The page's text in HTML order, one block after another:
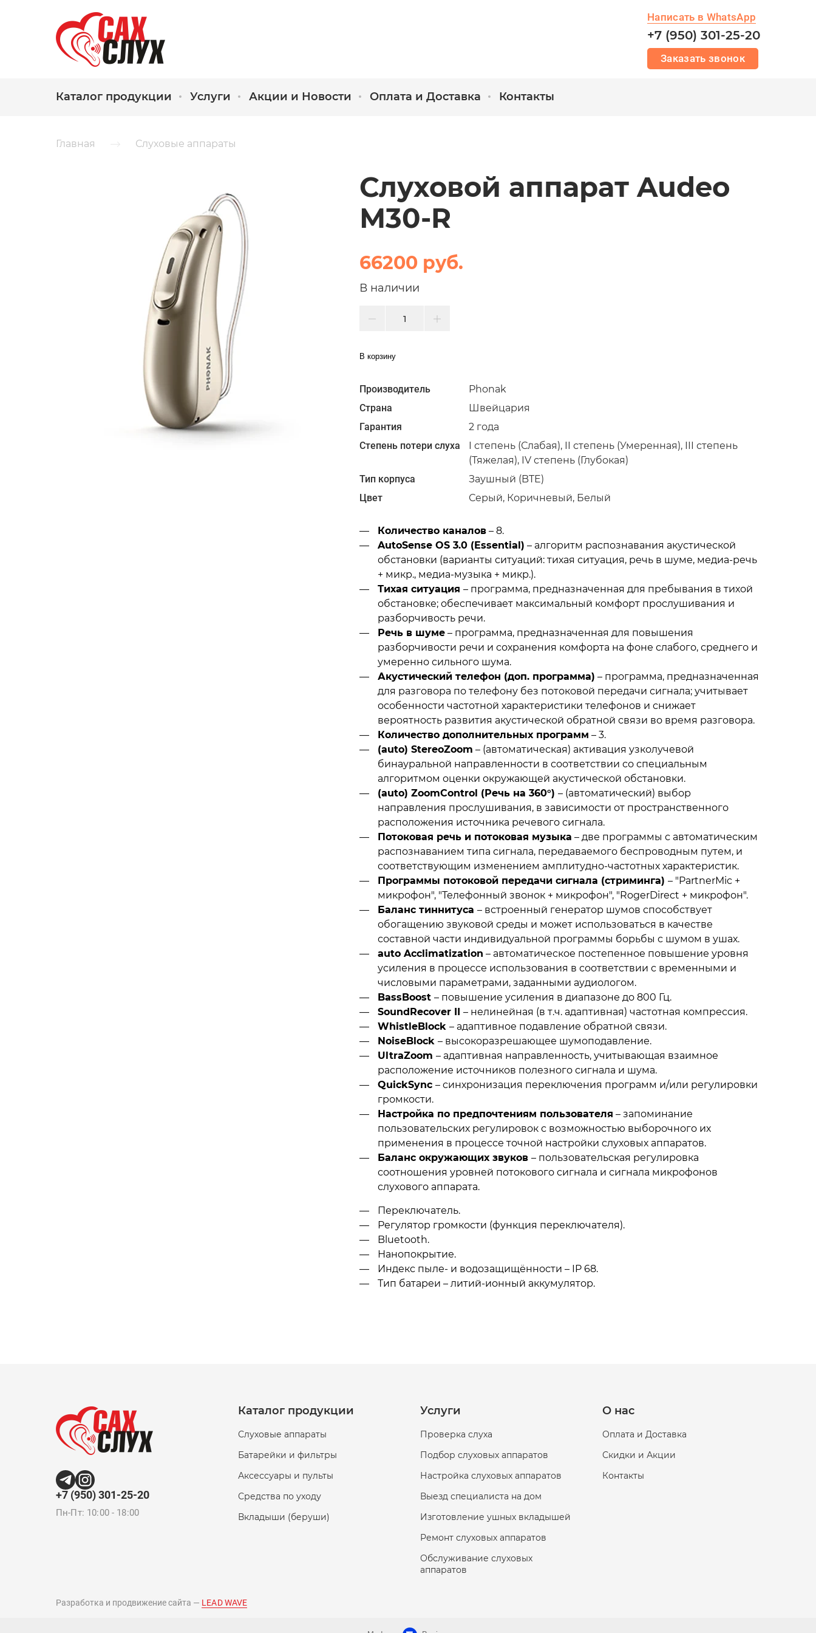
Написать в WhatsApp
+7 (950) 301-25-20
Заказать звонок
Каталог продукции Услуги Акции и Новости Оплата и Доставка Контакты
Главная Слуховые аппараты
Слуховой аппарат Audeo
М30-R
66200 руб.
В наличии
В корзину
Производитель
Phonak
Страна
Швейцария
Гарантия
2 года
Степень потери слуха
I степень (Слабая), II степень (Умеренная), III степень
(Тяжелая), IV степень (Глубокая)
Тип корпуса
Заушный (BTE)
Цвет
Серый, Коричневый, Белый
Количество каналов– 8.
AutoSense OS 3.0 (Essential) – алгоритм распознавания акустической
обстановки (варианты ситуаций: тихая ситуация, речь в шуме, медиа-речь
+ микр., медиа-музыка + микр.).
Тихая ситуация – программа, предназначенная для пребывания в тихой
обстановке; обеспечивает максимальный комфорт прослушивания и
разборчивость речи.
Речь в шуме– программа, предназначенная для повышения
разборчивости речи и сохранения комфорта на фоне слабого, среднего и
умеренно сильного шума.
Акустический телефон (доп. программа) – программа, предназначенная
для разговора по телефону без потоковой передачи сигнала; учитывает
особенности частотной характеристики телефонов и снижает
вероятность развития акустической обратной связи во время разговора.
Количество дополнительных программ – 3.
(auto) StereoZoom – (автоматическая) активация узколучевой
бинауральной направленности в соответствии со специальным
алгоритмом оценки окружающей акустической обстановки.
(auto) ZoomControl (Речь на 360°) – (автоматический) выбор
направления прослушивания, в зависимости от пространственного
расположения источника речевого сигнала.
Потоковая речь и потоковая музыка – две программы с автоматическим
распознаванием типа сигнала, передаваемого беспроводным путем, и
соответствующим изменением амплитудно-частотных характеристик.
Программы потоковой передачи сигнала (стриминга) – "PartnerMic +
микрофон", "Телефонный звонок + микрофон", "RogerDirect + микрофон".
Баланс тиннитуса – встроенный генератор шумов способствует
обогащению звуковой среды и может использоваться в качестве
составной части индивидуальной программы борьбы с шумом в ушах.
auto Acclimatization – автоматическое постепенное повышение уровня
усиления в процессе использования в соответствии с временными и
числовыми параметрами, заданными аудиологом.
BassBoost – повышение усиления в диапазоне до 800 Гц.
SoundRecover II – нелинейная (в т.ч. адаптивная) частотная компрессия.
WhistleBlock – адаптивное подавление обратной связи.
NoiseBlock – высокоразрешающее шумоподавление.
UltraZoom – адаптивная направленность, учитывающая взаимное
расположение источников полезного сигнала и шума.
QuickSync – синхронизация переключения программ и/или регулировки
громкости.
Настройка по предпочтениям пользователя – запоминание
пользовательских регулировок с возможностью выборочного их
применения в процессе точной настройки слуховых аппаратов.
Баланс окружающих звуков – пользовательская регулировка
соотношения уровней потокового сигнала и сигнала микрофонов
слухового аппарата.
Переключатель.
Регулятор громкости (функция переключателя).
Bluetooth.
Нанопокрытие.
Индекс пыле- и водозащищённости – IP 68.
Тип батареи – литий-ионный аккумулятор.
+7 (950) 301-25-20
Пн-Пт: 10:00 - 18:00
Каталог продукции
Слуховые аппараты
Батарейки и фильтры
Аксессуары и пульты
Средства по уходу
Вкладыши (беруши)
Услуги
Проверка слуха
Подбор слуховых аппаратов
Настройка слуховых аппаратов
Выезд специалиста на дом
Изготовление ушных вкладышей
Ремонт слуховых аппаратов
Обслуживание слуховых
аппаратов
О нас
Оплата и Доставка
Скидки и Акции
Контакты
Разработка и продвижение сайта — LEAD WAVE